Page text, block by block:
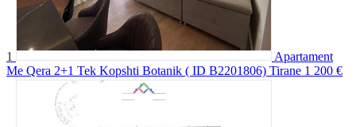
1
Apartament
Me Qera 2+1 Tek Kopshti Botanik ( ID B2201806) Tirane 1 200 €